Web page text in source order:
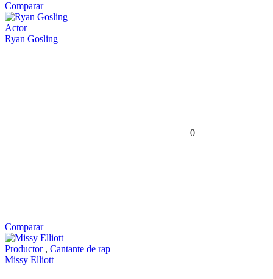
Comparar
Actor
Ryan Gosling
0
Comparar
Productor , Cantante de rap
Missy Elliott